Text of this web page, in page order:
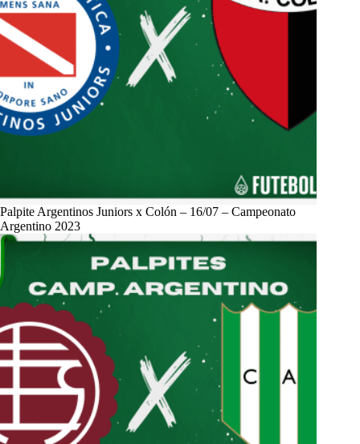
Palpite Argentinos Juniors x Colón – 16/07 – Campeonato
Argentino 2023